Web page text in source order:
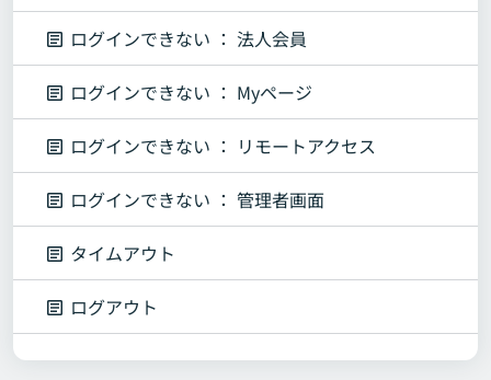
ログインできない ： 法人会員
ログインできない ： Myページ
ログインできない ： リモートアクセス
ログインできない ： 管理者画面
タイムアウト
ログアウト